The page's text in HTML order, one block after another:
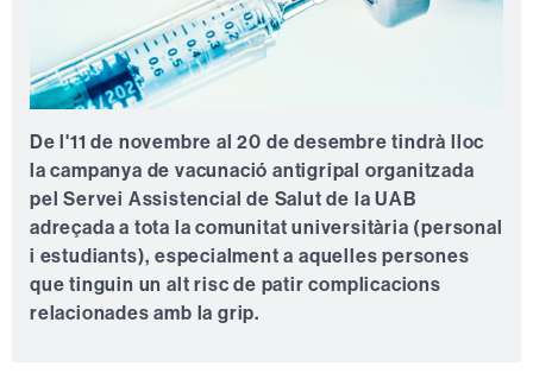
De l'11 de novembre al 20 de desembre tindrà lloc
la campanya de vacunació antigripal organitzada
pel Servei Assistencial de Salut de la UAB
adreçada a tota la comunitat universitària (personal
i estudiants), especialment a aquelles persones
que tinguin un alt risc de patir complicacions
relacionades amb la grip.